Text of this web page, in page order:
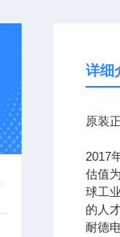
详细
原装
2017
估值
球工
的人
耐德